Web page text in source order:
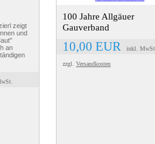
zeigt
und
an
100 Jahre Allgäuer
Gauverband
10,00 EUR inkl. MwSt.
zzgl. Versandkosten